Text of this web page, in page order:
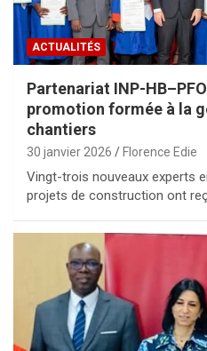
ACTUALITÉS
Partenariat INP-
promotion formée à la
chantiers
30 janvier 2026 Florence Edie
Vingt-trois nouveaux experts
projets de construction ont